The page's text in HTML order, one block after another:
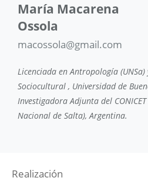
María Macarena
Ossola
macossola@gmail.com
Licenciada en Antropología
Sociocultural , Universidad de
Investigadora Adjunta del
Nacional de Salta), Argentina.
Realización